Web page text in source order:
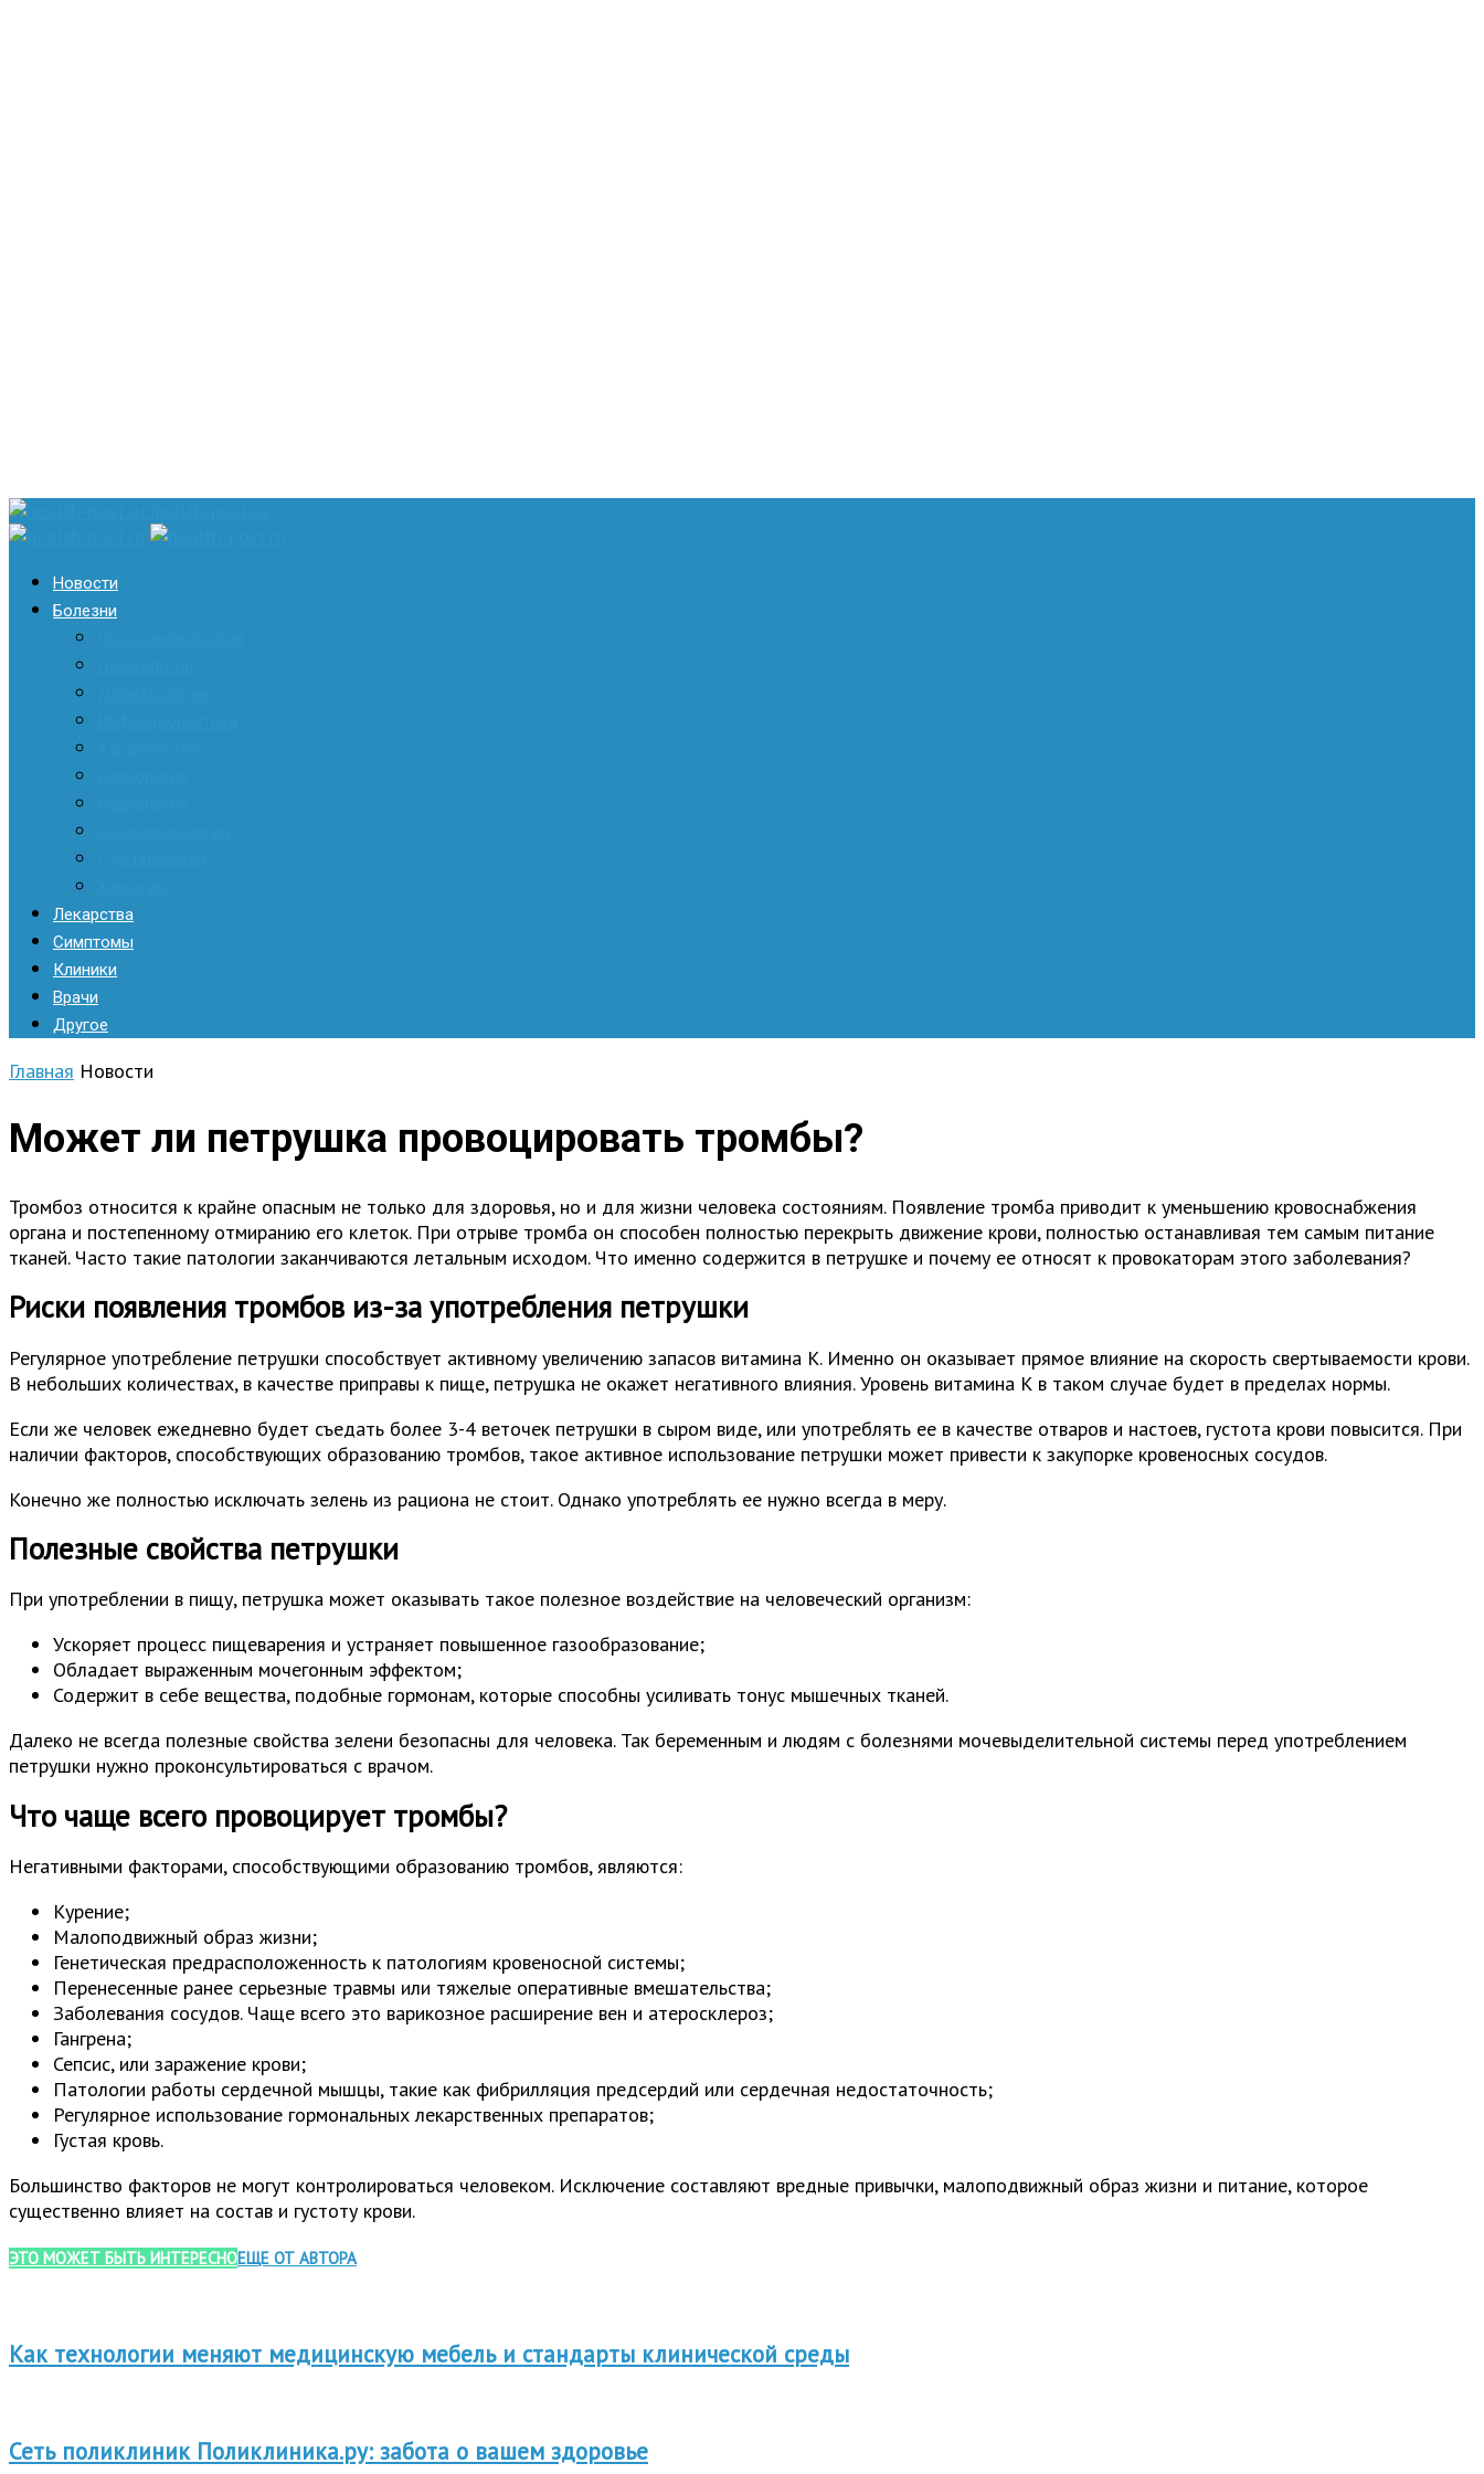
Новости
Болезни
Лекарства
Симптомы
Клиники
Врачи
Другое
Главная Новости
Может ли петрушка провоцировать тромбы?
Тромбоз относится к крайне опасным не только для здоровья, но и для жизни человека состояниям. Появление тромба приводит к уменьшению кровоснабжения
органа и постепенному отмиранию его клеток. При отрыве тромба он способен полностью перекрыть движение крови, полностью останавливая тем самым питание
тканей. Часто такие патологии заканчиваются летальным исходом. Что именно содержится в петрушке и почему ее относят к провокаторам этого заболевания?
Риски появления тромбов из-за употребления петрушки
Регулярное употребление петрушки способствует активному увеличению запасов витамина К. Именно он оказывает прямое влияние на скорость свертываемости крови.
В небольших количествах, в качестве приправы к пище, петрушка не окажет негативного влияния. Уровень витамина К в таком случае будет в пределах нормы.
Если же человек ежедневно будет съедать более 3-4 веточек петрушки в сыром виде, или употреблять ее в качестве отваров и настоев, густота крови повысится. При
наличии факторов, способствующих образованию тромбов, такое активное использование петрушки может привести к закупорке кровеносных сосудов.
Конечно же полностью исключать зелень из рациона не стоит. Однако употреблять ее нужно всегда в меру.
Полезные свойства петрушки
При употреблении в пищу, петрушка может оказывать такое полезное воздействие на человеческий организм:
Ускоряет процесс пищеварения и устраняет повышенное газообразование;
Обладает выраженным мочегонным эффектом;
Содержит в себе вещества, подобные гормонам, которые способны усиливать тонус мышечных тканей.
Далеко не всегда полезные свойства зелени безопасны для человека. Так беременным и людям с болезнями мочевыделительной системы перед употреблением
петрушки нужно проконсультироваться с врачом.
Что чаще всего провоцирует тромбы?
Негативными факторами, способствующими образованию тромбов, являются:
Курение;
Малоподвижный образ жизни;
Генетическая предрасположенность к патологиям кровеносной системы;
Перенесенные ранее серьезные травмы или тяжелые оперативные вмешательства;
Заболевания сосудов. Чаще всего это варикозное расширение вен и атеросклероз;
Гангрена;
Сепсис, или заражение крови;
Патологии работы сердечной мышцы, такие как фибрилляция предсердий или сердечная недостаточность;
Регулярное использование гормональных лекарственных препаратов;
Густая кровь.
Большинство факторов не могут контролироваться человеком. Исключение составляют вредные привычки, малоподвижный образ жизни и питание, которое
существенно влияет на состав и густоту крови.
ЭТО МОЖЕТ БЫТЬ ИНТЕРЕСНОЕЩЕ ОТ АВТОРА
Как технологии меняют медицинскую мебель и стандарты клинической среды
Сеть поликлиник Поликлиника.ру: забота о вашем здоровье